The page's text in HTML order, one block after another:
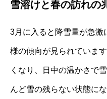
雪溶けと春の訪れの
3月に入ると降雪量が急激
様の傾向が見られていま
くなり、日中の温かさで
んど雪の残らない状態に